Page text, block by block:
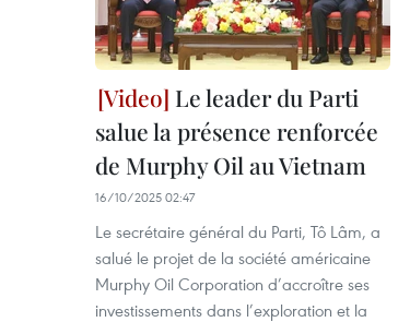
Le leader du Parti
salue la présence renforcée
de Murphy Oil au Vietnam
16/10/2025 02:47
Le secrétaire général du Parti, Tô Lâm, a
salué le projet de la société américaine
Murphy Oil Corporation d’accroître ses
investissements dans l’exploration et la